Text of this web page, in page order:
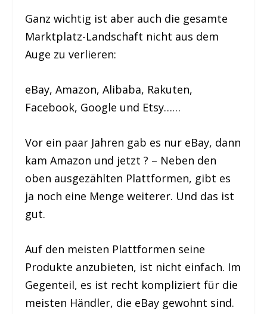
Ganz wichtig ist aber auch die gesamte
Marktplatz-Landschaft nicht aus dem
Auge zu verlieren:
eBay, Amazon, Alibaba, Rakuten,
Facebook, Google und Etsy……
Vor ein paar Jahren gab es nur eBay, dann
kam Amazon und jetzt ? – Neben den
oben ausgezählten Plattformen, gibt es
ja noch eine Menge weiterer. Und das ist
gut.
Auf den meisten Plattformen seine
Produkte anzubieten, ist nicht einfach. Im
Gegenteil, es ist recht kompliziert für die
meisten Händler, die eBay gewohnt sind.